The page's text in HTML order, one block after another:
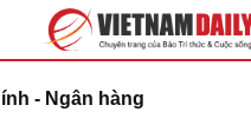
- Ngân hàng